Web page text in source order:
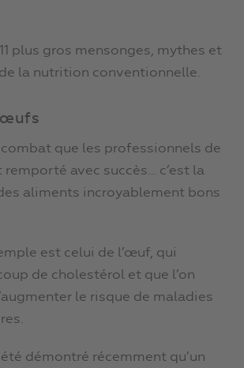
plus gros mensonges, mythes et
la nutrition conventionnelle.
œufs
combat que les professionnels de
avec succès… c’est la
aliments incroyablement bons
est celui de l’œuf, qui
de cholestérol et que l’on
le risque de maladies
démontré récemment qu’un